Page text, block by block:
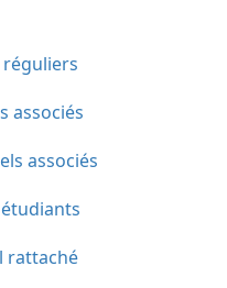
associés
associés
rattaché